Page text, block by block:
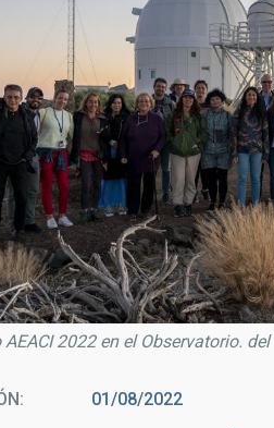
2022 en el Observatorio.
01/08/2022